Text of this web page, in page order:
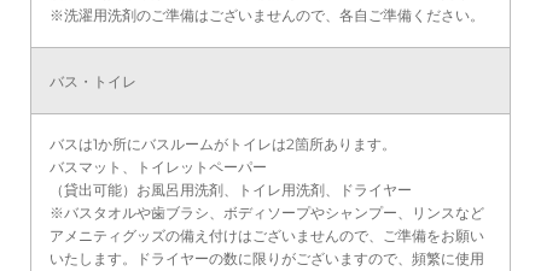
※洗濯用洗剤のご準備はございませんので、各自ご準備ください。
バス・トイレ
バスは1か所にバスルームがトイレは2箇所あります。
バスマット、トイレットペーパー
（貸出可能）お風呂用洗剤、トイレ用洗剤、ドライヤー
※バスタオルや歯ブラシ、ボディソープやシャンプー、リンスなど
アメニティグッズの備え付けはございませんので、ご準備をお願い
いたします。ドライヤーの数に限りがございますので、頻繁に使用